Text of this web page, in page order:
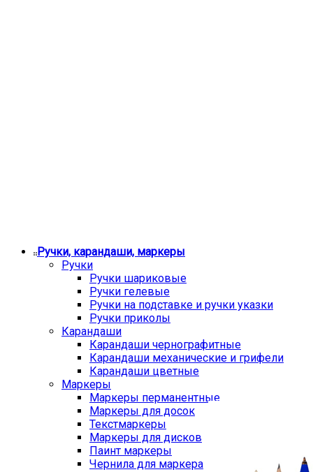
Ручки, карандаши, маркеры
Ручки
Ручки шариковые
Ручки гелевые
Ручки на подставке и ручки указки
Ручки приколы
Карандаши
Карандаши чернографитные
Карандаши механические и грифели
Карандаши цветные
Маркеры
Маркеры перманентные
Маркеры для досок
Текстмаркеры
Маркеры для дисков
Паинт маркеры
Чернила для маркера